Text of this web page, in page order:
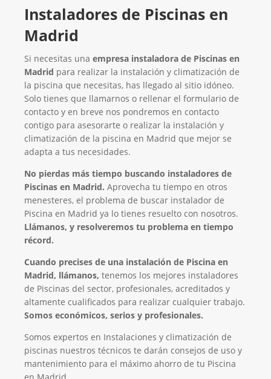
Instaladores de Piscinas en
Madrid
Si necesitas una empresa instaladora de Piscinas en
Madrid para realizar la instalación y climatización de
la piscina que necesitas, has llegado al sitio idóneo.
Solo tienes que llamarnos o rellenar el formulario de
contacto y en breve nos pondremos en contacto
contigo para asesorarte o realizar la instalación y
climatización de la piscina en Madrid que mejor se
adapta a tus necesidades.
No pierdas más tiempo buscando instaladores de
Piscinas en Madrid. Aprovecha tu tiempo en otros
menesteres, el problema de buscar instalador de
Piscina en Madrid ya lo tienes resuelto con nosotros.
Llámanos, y resolveremos tu problema en tiempo
récord.
Cuando precises de una instalación de Piscina en
Madrid, llámanos, tenemos los mejores instaladores
de Piscinas del sector, profesionales, acreditados y
altamente cualificados para realizar cualquier trabajo.
Somos económicos, serios y profesionales.
Somos expertos en Instalaciones y climatización de
piscinas nuestros técnicos te darán consejos de uso y
mantenimiento para el máximo ahorro de tu Piscina